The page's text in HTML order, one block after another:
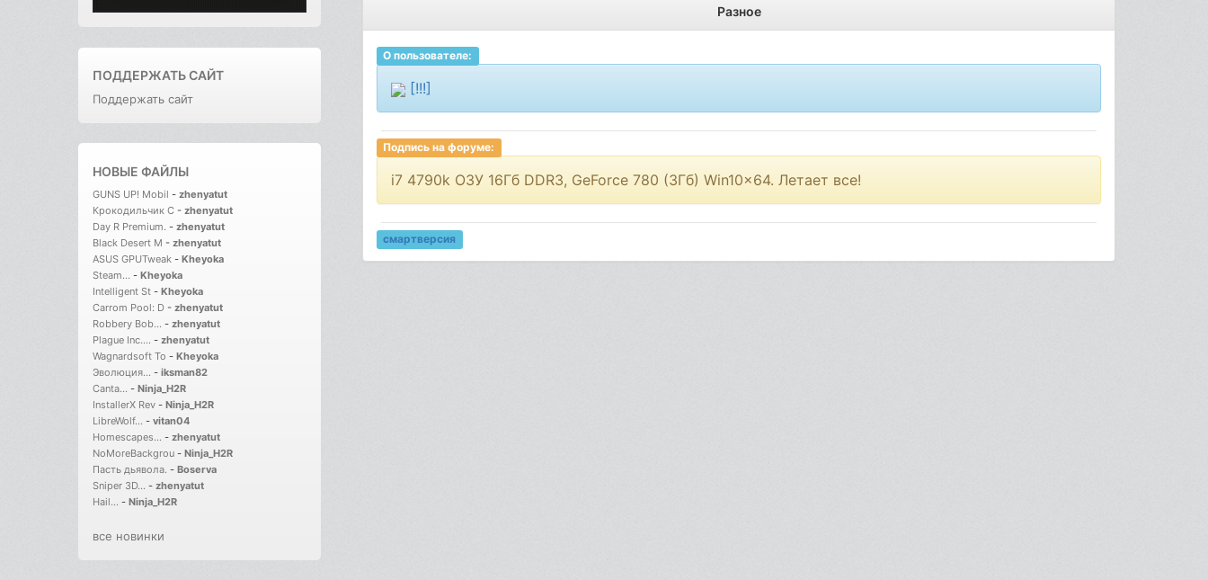
ПОДДЕРЖАТЬ САЙТ
Поддержать сайт
НОВЫЕ ФАЙЛЫ
GUNS UP! Mobil - zhenyatut
Крокодильчик С - zhenyatut
Day R Premium. - zhenyatut
Black Desert M - zhenyatut
ASUS GPUTweak - Kheyoka
Steam... - Kheyoka
Intelligent St - Kheyoka
Carrom Pool: D - zhenyatut
Robbery Bob... - zhenyatut
Plague Inc.... - zhenyatut
Wagnardsoft To - Kheyoka
Эволюция... - iksman82
Canta... - Ninja_H2R
InstallerX Rev - Ninja_H2R
LibreWolf... - vitan04
Homescapes... - zhenyatut
NoMoreBackgrou - Ninja_H2R
Пасть дьявола. - Boserva
Sniper 3D... - zhenyatut
Hail... - Ninja_H2R
все новинки
Разное
О пользователе:
[!!!]
Подпись на форуме:
i7 4790k ОЗУ 16Гб DDR3, GeForce 780 (3Гб) Win10x64. Летает все!
смартверсия